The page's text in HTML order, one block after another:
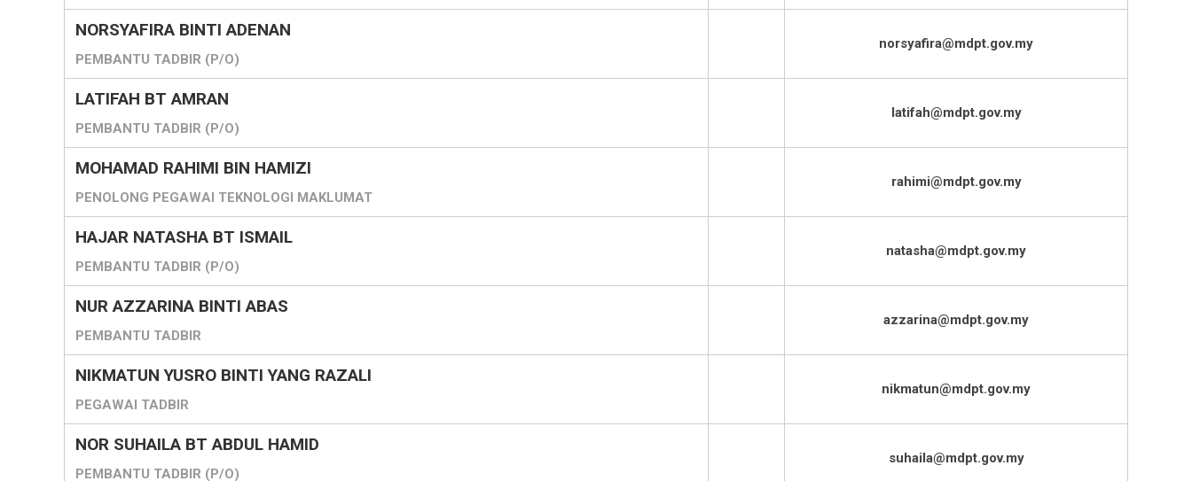
NORSYAFIRA BINTI ADENAN
PEMBANTU TADBIR (P/O)
norsyafira@mdpt.gov.my
LATIFAH BT AMRAN
PEMBANTU TADBIR (P/O)
latifah@mdpt.gov.my
MOHAMAD RAHIMI BIN HAMIZI
PENOLONG PEGAWAI TEKNOLOGI MAKLUMAT
rahimi@mdpt.gov.my
HAJAR NATASHA BT ISMAIL
PEMBANTU TADBIR (P/O)
natasha@mdpt.gov.my
NUR AZZARINA BINTI ABAS
PEMBANTU TADBIR
azzarina@mdpt.gov.my
NIKMATUN YUSRO BINTI YANG RAZALI
PEGAWAI TADBIR
nikmatun@mdpt.gov.my
NOR SUHAILA BT ABDUL HAMID
PEMBANTU TADBIR (P/O)
suhaila@mdpt.gov.my